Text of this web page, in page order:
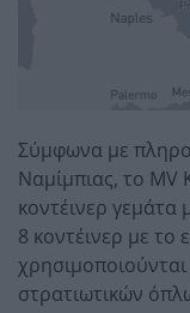
Σύμφωνα με
Ναμίμπιας, το MV
κοντέινερ γεμάτα
8 κοντέινερ με το
στρατιωτικών